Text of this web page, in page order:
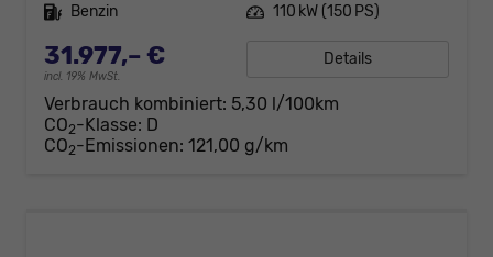
Kraftstoff Benzin Leistung 110 kW (150 PS)
31.977,– €
incl. 19% MwSt.
Details
Verbrauch kombiniert: 5,30 l/100km
CO2-Klasse: D
CO2-Emissionen: 121,00 g/km